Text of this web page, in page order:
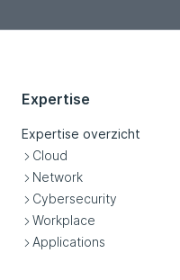
Expertise
Expertise overzicht
Cloud
Network
Cybersecurity
Workplace
Applications